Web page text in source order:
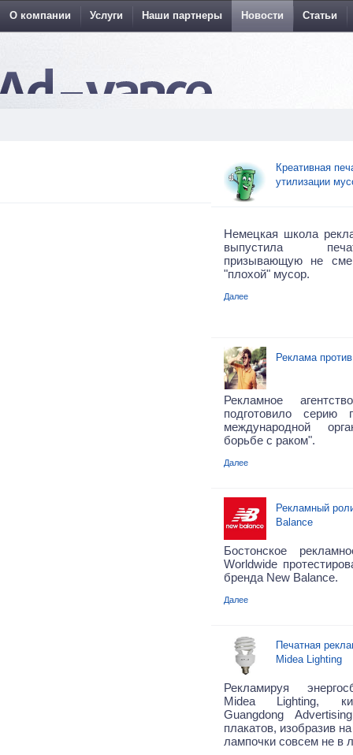
О компании Услуги Наши партнеры Новости Статьи
Креативная
утилизации
Немецкая школа
выпустила
призывающую не
"плохой" мусор.
Далее
Реклама
Рекламное
подготовило серию
международной
борьбе с раком".
Далее
Рекламный
Balance
Бостонское
Worldwide
бренда New Balance.
Далее
Печатная
Midea Lighting
Рекламируя
Midea Lighting,
Guangdong
плакатов, изобразив
лампочки совсем не в